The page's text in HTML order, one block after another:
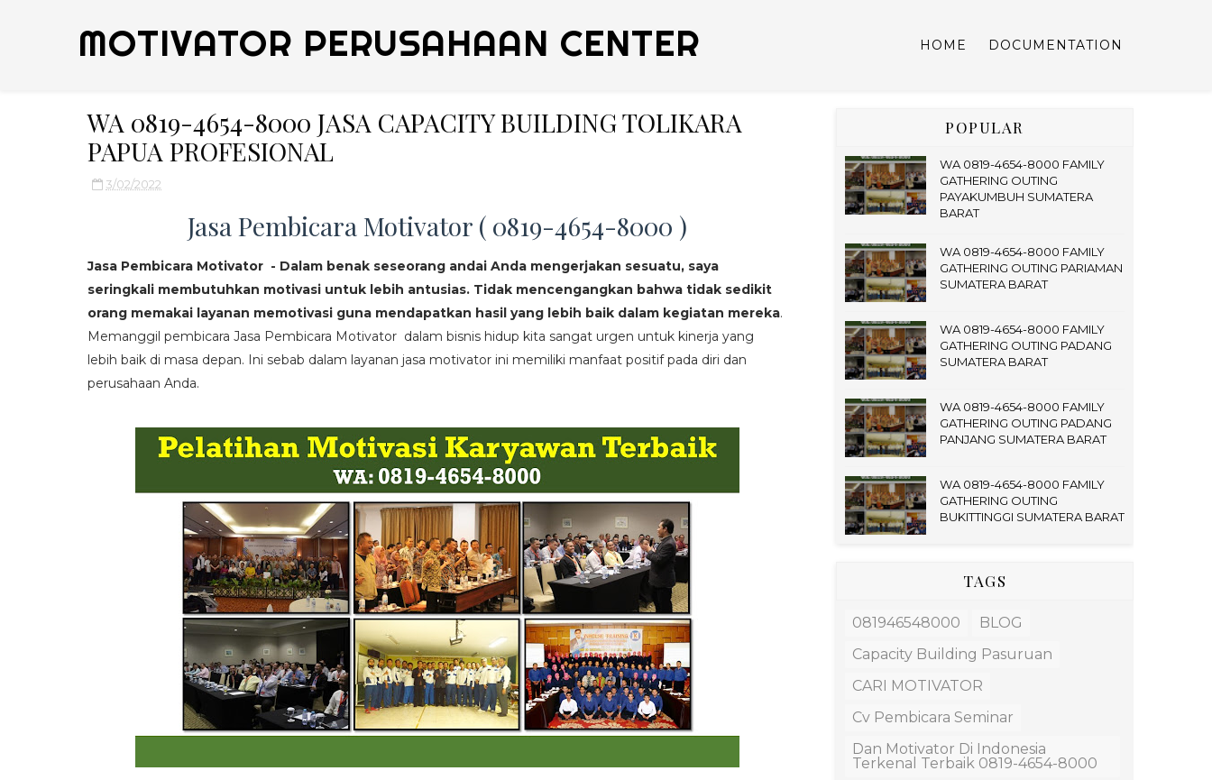
MOTIVATOR PERUSAHAAN CENTER HOME DOCUMENTATION
WA 0819-4654-8000 JASA CAPACITY BUILDING TOLIKARA
PAPUA PROFESIONAL
3/02/2022
Jasa Pembicara Motivator ( 0819-4654-8000 )
Jasa Pembicara Motivator - Dalam benak seseorang andai Anda mengerjakan sesuatu, saya
seringkali membutuhkan motivasi untuk lebih antusias. Tidak mencengangkan bahwa tidak sedikit
orang memakai layanan memotivasi guna mendapatkan hasil yang lebih baik dalam kegiatan mereka.
Memanggil pembicara Jasa Pembicara Motivator dalam bisnis hidup kita sangat urgen untuk kinerja yang
lebih baik di masa depan. Ini sebab dalam layanan jasa motivator ini memiliki manfaat positif pada diri dan
perusahaan Anda.
POPULAR
WA 0819-4654-8000 FAMILY
GATHERING OUTING
PAYAKUMBUH SUMATERA
BARAT
WA 0819-4654-8000 FAMILY
GATHERING OUTING PARIAMAN
SUMATERA BARAT
WA 0819-4654-8000 FAMILY
GATHERING OUTING PADANG
SUMATERA BARAT
WA 0819-4654-8000 FAMILY
GATHERING OUTING PADANG
PANJANG SUMATERA BARAT
WA 0819-4654-8000 FAMILY
GATHERING OUTING
BUKITTINGGI SUMATERA BARAT
TAGS
081946548000
BLOG
Capacity Building Pasuruan
CARI MOTIVATOR
Cv Pembicara Seminar
Dan Motivator Di Indonesia
Terkenal Terbaik 0819-4654-8000